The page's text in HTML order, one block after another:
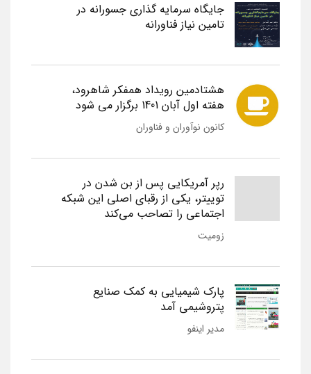
جایگاه سرمایه گذاری جسورانه در
تامین نیاز فناورانه
هشتادمین رویداد همفکر شاهرود،
هفته اول آبان 1401 برگزار می شود
کانون نوآوران و فناوران
رپر آمریکایی پس از بن شدن در
توییتر، یکی از رقبای اصلی این شبکه
اجتماعی را تصاحب می‌کند
زومیت
پارک شیمیایی به کمک صنایع
پتروشیمی آمد
مدیر اینفو